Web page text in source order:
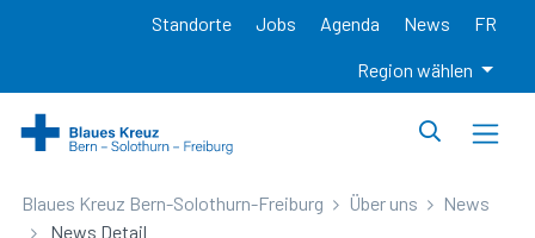
Standorte Jobs Agenda News FR
Region wählen
Blaues Kreuz Bern-Solothurn-Freiburg Über uns
News
News Detail